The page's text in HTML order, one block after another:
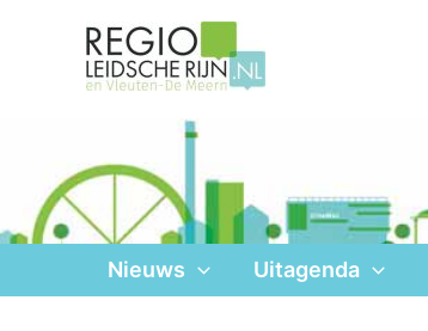
Nieuws Uitagenda